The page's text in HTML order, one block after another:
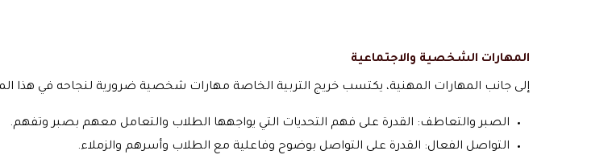
المهارات الشخصية والاجتماعية
إلى جانب المهارات المهنية، يكتسب خريج التربية الخاصة مهارات شخصية ضرورية لنجاحه في هذا
الصبر والتعاطف: القدرة على فهم التحديات التي يواجهها الطلاب والتعامل معهم بصبر وتفهم.
التواصل الفعال: القدرة على التواصل بوضوح وفاعلية مع الطلاب وأسرهم والزملاء.